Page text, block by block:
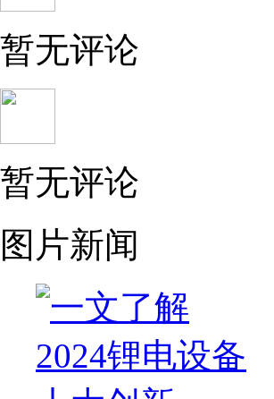
暂无评论
暂无评论
图片新闻